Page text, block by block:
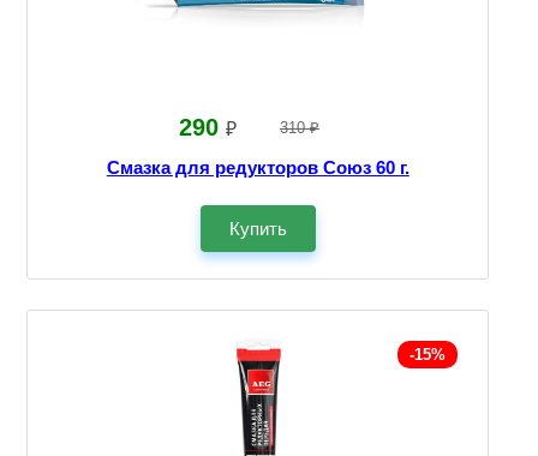
290 ₽ 310 ₽
Смазка для редукторов Союз 60 г.
Купить
-15%